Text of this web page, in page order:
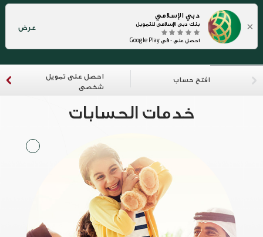
×
دبي الإسلامي
بنك دبي الإسلامي للتمويل
احصل على - في Google Play
عرض
افتح حساب
احصل على تمويل
شخصي
خدمات الحسابات